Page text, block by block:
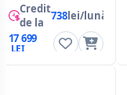
Credit
de la 738lei/lună
17 699